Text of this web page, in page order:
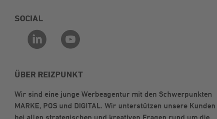
SOCIAL
ÜBER REIZPUNKT
Wir sind eine junge Werbeagentur mit den Schwerpunkten
MARKE, POS und DIGITAL. Wir unterstützen unsere Kunden
bei allen strategischen und kreativen Fragen rund um die